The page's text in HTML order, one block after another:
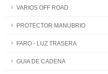
VARIOS OFF ROAD
PROTECTOR MANUBRIO
FARO - LUZ TRASERA
GUIA DE CADENA